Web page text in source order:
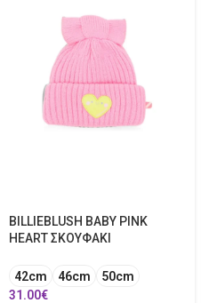
BILLIEBLUSH BABY PINK
HEART ΣΚΟΥΦΑΚΙ
42cm 46cm
50cm
31.00€